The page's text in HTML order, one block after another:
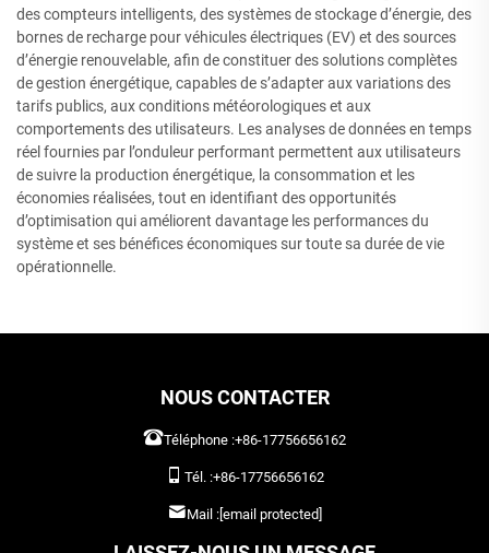
des compteurs intelligents, des systèmes de stockage d’énergie, des
bornes de recharge pour véhicules électriques (EV) et des sources
d’énergie renouvelable, afin de constituer des solutions complètes
de gestion énergétique, capables de s’adapter aux variations des
tarifs publics, aux conditions météorologiques et aux
comportements des utilisateurs. Les analyses de données en temps
réel fournies par l’onduleur performant permettent aux utilisateurs
de suivre la production énergétique, la consommation et les
économies réalisées, tout en identifiant des opportunités
d’optimisation qui améliorent davantage les performances du
système et ses bénéfices économiques sur toute sa durée de vie
opérationnelle.
NOUS CONTACTER
Téléphone :+86-17756656162
Tél. :+86-17756656162
Mail : [email protected]